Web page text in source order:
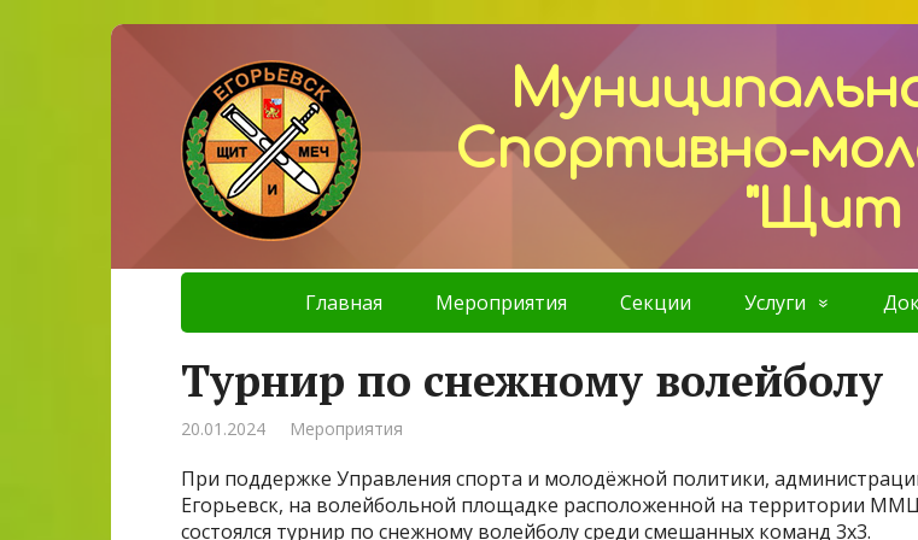
Спортивно-
"Щит
Главная Мероприятия Секции Услуги
Турнир по снежному волейболу
20.01.2024 Мероприятия
При поддержке Управления спорта и молодёжной политики,
Егорьевск, на волейбольной площадке расположенной на территории
состоялся турнир по снежному волейболу среди смешанных команд 3х3.